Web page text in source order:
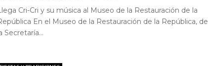
Cri-Cri y su música al Museo de la Restauración de la
En el Museo de la Restauración de la República, de
Secretaría...